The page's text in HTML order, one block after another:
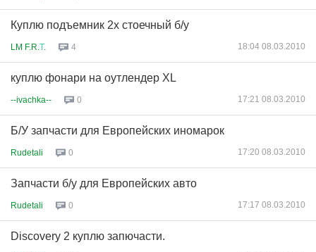
Куплю подъемник 2х стоечный б/у
LM F.R. Т. 4 18:04 08.03.2010
куплю фонари на оутлендер XL
--ivachka-- 0 17:21 08.03.2010
Б/У запчасти для Европейских иномарок
Rudetali 0 17:20 08.03.2010
Запчасти б/у для Европейских авто
Rudetali 0 17:17 08.03.2010
Discovery 2 куплю запючасти.